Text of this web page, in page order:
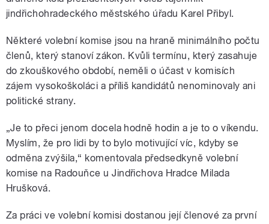
jindřichohradeckého městského úřadu Karel Přibyl.
Některé volební komise jsou na hraně minimálního počtu
členů, který stanoví zákon. Kvůli termínu, který zasahuje
do zkouškového období, neměli o účast v komisích
zájem vysokoškoláci a příliš kandidátů nenominovaly ani
politické strany.
„Je to přeci jenom docela hodně hodin a je to o víkendu.
Myslím, že pro lidi by to bylo motivující víc, kdyby se
odměna zvýšila,“ komentovala předsedkyně volební
komise na Radouňce u Jindřichova Hradce Milada
Hrušková.
Za práci ve volební komisi dostanou její členové za první